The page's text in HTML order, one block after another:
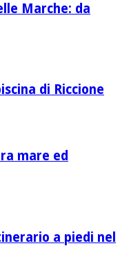
Marche: da
di Riccione
mare ed
a piedi nel